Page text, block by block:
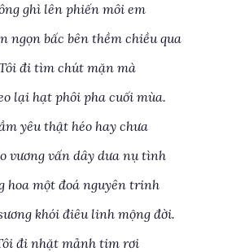
ghì lên phiến môi em
ngọn bấc bên thềm chiều qua
đi tìm chút mặn mà
lại hạt phôi pha cuối mùa.
yêu thật héo hay chưa
vương vấn dây dưa nụ tình
hoa một đoá nguyên trinh
khói điêu linh mộng đời.
đi nhặt mảnh tim rơi